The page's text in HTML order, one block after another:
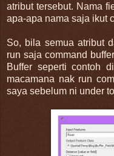
atribut tersebut. Nama
apa-apa nama saja ikut
So, bila semua atribut
run saja command
Buffer seperti contoh
macamana nak run
saya sebelum ni under